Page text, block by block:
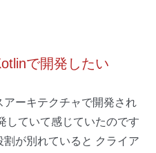
で開発したい
ーキテクチャで開発され
していて感じていたのです
が別れていると クライア